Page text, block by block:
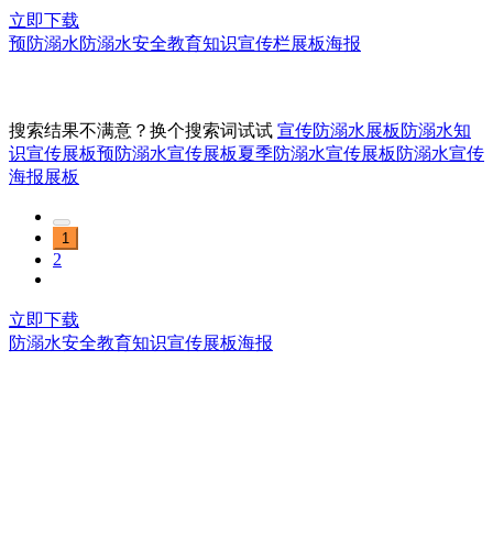
立即下载
预防溺水防溺水安全教育知识宣传栏展板海报
立即下载
防溺水安全教育知识宣传展板海报
搜索结果不满意？换个搜索词试试 宣传防溺水展板 防溺水知
识宣传展板预防溺水宣传展板夏季防溺水宣传展板 防溺水宣传
海报展板
1
2